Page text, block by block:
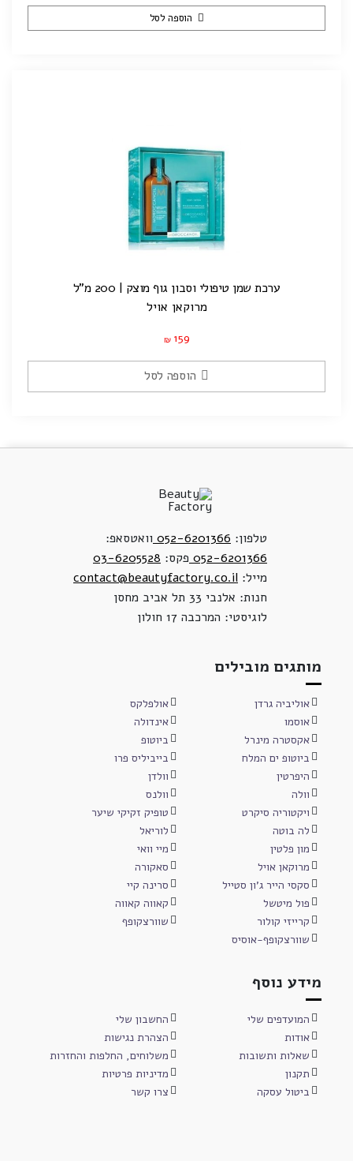
הוספה לסל
ערכת שמן טיפולי וסבון גוף מוצק | 200 מ"ל
מרוקאן אויל
₪ 159
הוספה לסל
טלפון: 052-6201366 וואטסאפ:
052-6201366 פקס: 03-6205528
מייל: contact@beautyfactory.co.il
חנות: אלנבי 33 תל אביב מחסן
לוגיסטי: המרכבה 17 חולון
מותגים מובילים
אוליביה גרדן
אולפלקס
אוסמו
אינדולה
אקסטרה מינרל
ביוטופ
ביוטופ ים המלח
בייביליס פרו
היפרטין
וולדן
וולה
וולנס
ויקטוריה סיקרט
טופיק זקיקי שיער
לה בוטה
לוריאל
מון פלטין
מיי וואי
מרוקאן אויל
סאקורה
סקסי הייר ג'ון סטייל
סרינה קיי
פול מיטשל
קאווה קאווה
קרייזי קולור
שוורצקופף
שוורצקופף-אוסיס
מידע נוסף
המועדפים שלי
החשבון שלי
אודות
הצהרת נגישות
שאלות ותשובות
משלוחים, החלפות והחזרות
תקנון
מדיניות פרטיות
ביטול עסקה
צרו קשר